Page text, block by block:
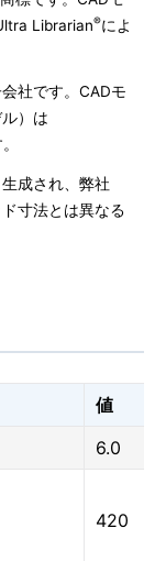
Librarian®によ
社です。CADモ
）は
成され、弊社
寸法とは異なる
値
6.0
420